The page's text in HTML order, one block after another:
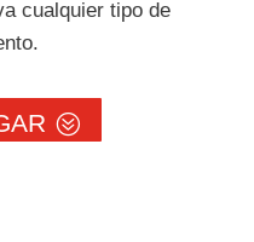
cualquier tipo de